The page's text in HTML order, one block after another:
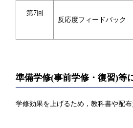
第7回
反応度フィードバック
準備学修(事前学修・復習)等
学修効果を上げるため，教科書や配